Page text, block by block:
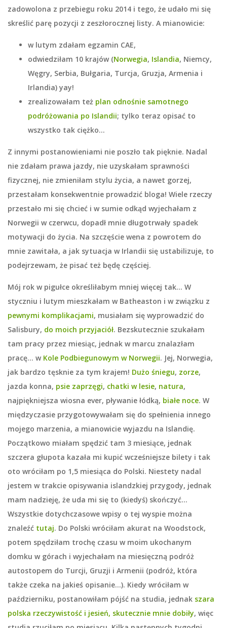
zadowolona z przebiegu roku 2014 i tego, że udało mi się
skreślić parę pozycji z zeszłorocznej listy. A mianowicie:
w lutym zdałam egzamin CAE,
odwiedziłam 10 krajów (Norwegia, Islandia, Niemcy,
Węgry, Serbia, Bułgaria, Turcja, Gruzja, Armenia i
Irlandia) yay!
zrealizowałam też plan odnośnie samotnego
podróżowania po Islandii; tylko teraz opisać to
wszystko tak ciężko…
Z innymi postanowieniami nie poszło tak pięknie. Nadal
nie zdałam prawa jazdy, nie uzyskałam sprawności
fizycznej, nie zmieniłam stylu życia, a nawet gorzej,
przestałam konsekwentnie prowadzić bloga! Wiele rzeczy
przestało mi się chcieć i w sumie odkąd wyjechałam z
Norwegii w czerwcu, dopadł mnie długotrwały spadek
motywacji do życia. Na szczęście wena z powrotem do
mnie zawitała, a jak sytuacja w Irlandii się ustabilizuje, to
podejrzewam, że pisać też będę częściej.
Mój rok w pigułce określiłabym mniej więcej tak… W
styczniu i lutym mieszkałam w Batheaston i w związku z
pewnymi komplikacjami, musiałam się wyprowadzić do
Salisbury, do moich przyjaciół. Bezskutecznie szukałam
tam pracy przez miesiąc, jednak w marcu znalazłam
pracę… w Kole Podbiegunowym w Norwegii. Jej, Norwegia,
jak bardzo tęsknie za tym krajem! Dużo śniegu, zorze,
jazda konna, psie zaprzęgi, chatki w lesie, natura,
najpiękniejsza wiosna ever, pływanie łódką, białe noce. W
międzyczasie przygotowywałam się do spełnienia innego
mojego marzenia, a mianowicie wyjazdu na Islandię.
Początkowo miałam spędzić tam 3 miesiące, jednak
szczera głupota kazała mi kupić wcześniejsze bilety i tak
oto wróciłam po 1,5 miesiąca do Polski. Niestety nadal
jestem w trakcie opisywania islandzkiej przygody, jednak
mam nadzieję, że uda mi się to (kiedyś) skończyć…
Wszystkie dotychczasowe wpisy o tej wyspie można
znaleźć tutaj. Do Polski wróciłam akurat na Woodstock,
potem spędziłam trochę czasu w moim ukochanym
domku w górach i wyjechałam na miesięczną podróż
autostopem do Turcji, Gruzji i Armenii (podróż, która
także czeka na jakieś opisanie…). Kiedy wróciłam w
październiku, postanowiłam pójść na studia, jednak szara
polska rzeczywistość i jesień, skutecznie mnie dobiły, więc